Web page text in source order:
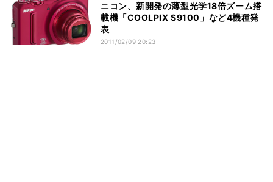
ニコン、新開発の薄型光学18倍ズーム搭
載機「COOLPIX S9100」など4機種発
表
2011/02/09 20:23